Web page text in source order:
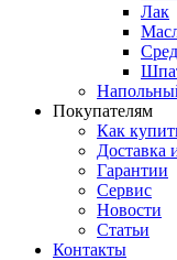
Лак
Покупателям
Как
Доставка
Гарантии
Сервис
Новости
Статьи
Контакты